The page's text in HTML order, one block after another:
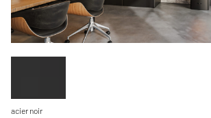
acier noir